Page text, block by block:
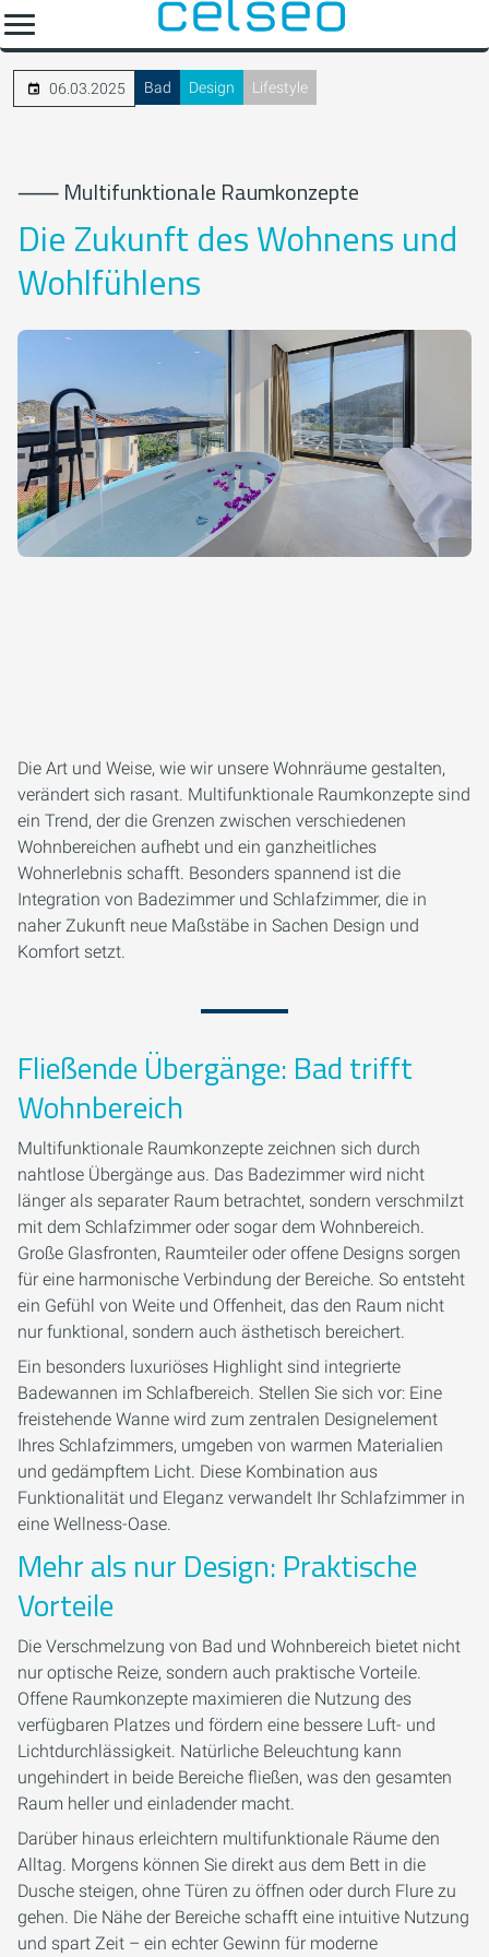
06.03.2025 Bad Design Lifestyle
⸺ Multifunktionale Raumkonzepte
Die Zukunft des Wohnens und
Wohlfühlens
Die Art und Weise, wie wir unsere Wohnräume gestalten,
verändert sich rasant. Multifunktionale Raumkonzepte sind
ein Trend, der die Grenzen zwischen verschiedenen
Wohnbereichen aufhebt und ein ganzheitliches
Wohnerlebnis schafft. Besonders spannend ist die
Integration von Badezimmer und Schlafzimmer, die in
naher Zukunft neue Maßstäbe in Sachen Design und
Komfort setzt.
Fließende Übergänge: Bad trifft
Wohnbereich
Multifunktionale Raumkonzepte zeichnen sich durch
nahtlose Übergänge aus. Das Badezimmer wird nicht
länger als separater Raum betrachtet, sondern verschmilzt
mit dem Schlafzimmer oder sogar dem Wohnbereich.
Große Glasfronten, Raumteiler oder offene Designs sorgen
für eine harmonische Verbindung der Bereiche. So entsteht
ein Gefühl von Weite und Offenheit, das den Raum nicht
nur funktional, sondern auch ästhetisch bereichert.
Ein besonders luxuriöses Highlight sind integrierte
Badewannen im Schlafbereich. Stellen Sie sich vor: Eine
freistehende Wanne wird zum zentralen Designelement
Ihres Schlafzimmers, umgeben von warmen Materialien
und gedämpftem Licht. Diese Kombination aus
Funktionalität und Eleganz verwandelt Ihr Schlafzimmer in
eine Wellness-Oase.
Mehr als nur Design: Praktische
Vorteile
Die Verschmelzung von Bad und Wohnbereich bietet nicht
nur optische Reize, sondern auch praktische Vorteile.
Offene Raumkonzepte maximieren die Nutzung des
verfügbaren Platzes und fördern eine bessere Luft- und
Lichtdurchlässigkeit. Natürliche Beleuchtung kann
ungehindert in beide Bereiche fließen, was den gesamten
Raum heller und einladender macht.
Darüber hinaus erleichtern multifunktionale Räume den
Alltag. Morgens können Sie direkt aus dem Bett in die
Dusche steigen, ohne Türen zu öffnen oder durch Flure zu
gehen. Die Nähe der Bereiche schafft eine intuitive Nutzung
und spart Zeit – ein echter Gewinn für moderne